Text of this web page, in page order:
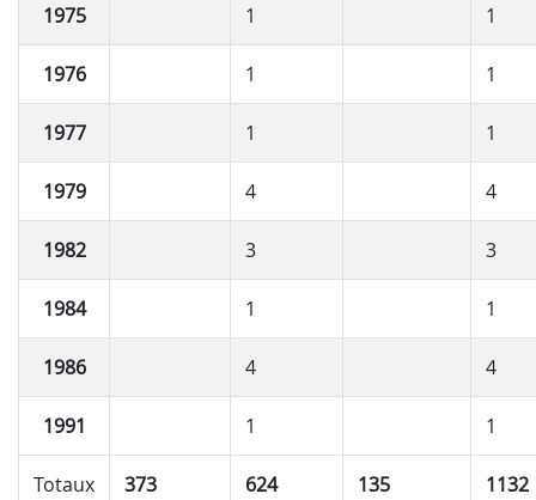
1975 1 1
1976 1 1
1977 1 1
1979 4 4
1982 3 3
1984 1 1
1986 4 4
1991 1 1
Totaux 373 624 135 1132